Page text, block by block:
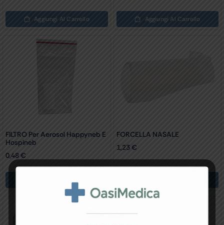
Aggiungi Al Carrello Aggiungi Al Carrello
FILTRO Per Aerosol Happyneb E
Hospineb
0,48€
FORCELLA NASALE
1,23€